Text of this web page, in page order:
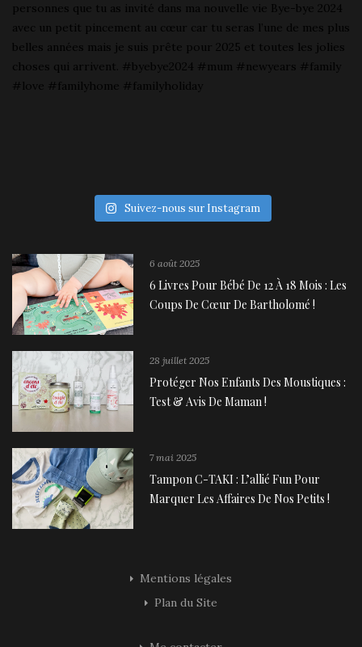
Suivez-nous sur Instagram
6 août 2025
6 Livres Pour Bébé De 12 À 18 Mois : Les
Coups De Cœur De Bartholomé !
28 juillet 2025
Protéger Nos Enfants Des Moustiques :
Test & Avis De Maman !
7 mai 2025
Tampon C-TAKI : L’allié Fun Pour
Marquer Les Affaires De Nos Petits !
Mentions légales
Plan du Site